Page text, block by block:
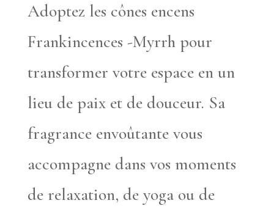
Adoptez les cônes encens
Frankincences -Myrrh pour
transformer votre espace en un
lieu de paix et de douceur. Sa
fragrance envoûtante vous
accompagne dans vos moments
de relaxation, de yoga ou de